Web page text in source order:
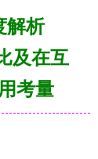
解析
及在互
考量